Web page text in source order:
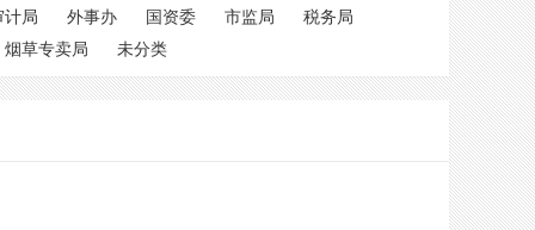
计局 外事办 国资委 市监局
税务局
烟草专卖局 未分类